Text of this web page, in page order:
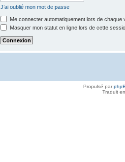
J’ai oublié mon mot de passe
Me connecter automatiquement lors de chaque
Masquer mon statut en ligne lors de cette
Propulsé par
Traduit